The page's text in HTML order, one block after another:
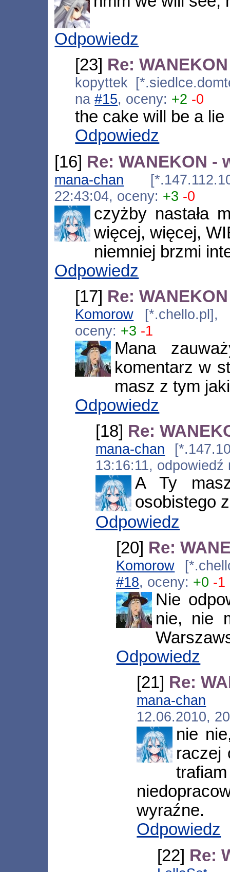
Odpowiedz
[23] Re:
kopyttek
na#15, oceny: +2 -0
the cake will be a lie
Odpowiedz
[16] Re: WANEKON -
mana-chan
22:43:04, oceny: +3 -0
czyżby nastała
więcej, więcej,
niemniej brzmi
Odpowiedz
[17] Re:
Komorow [*.chello.pl],
oceny: +3 -1
Mana
komentarz w
masz z tym
Odpowiedz
[18] Re:
mana-chan
13:16:11,
A Ty
osobistego
Odpowiedz
[20] Re:
Komorow
#18, oceny: +0 -1
Nie
nie, nie
Odpowiedz
[21] Re:
mana-chan
12.06.2010,
nie
raczej
wyraźne.
Odpowiedz
[22] Re: